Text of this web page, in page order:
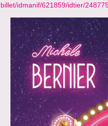
billet/idmanif/621859/idtier/